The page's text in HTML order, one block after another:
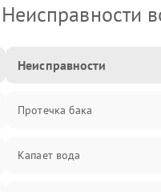
Неисправности
Неисправности
Протечка бака
Капает вода